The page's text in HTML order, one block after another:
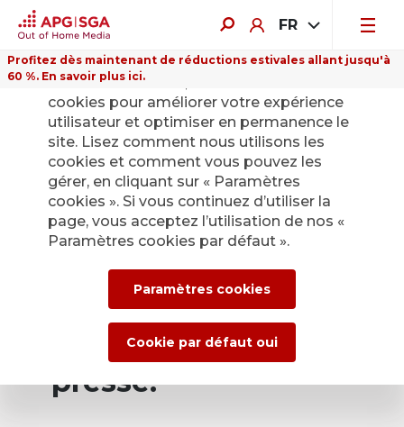
FR
Profitez dès maintenant de réductions estivales allant jusqu'à
60 %. En savoir plus ici.
Retour
Service de presse
d’APG|SGA pour les
actualités et les
communiqués de
presse.
Sur ce site Internet, nous utilisons des
cookies pour améliorer votre expérience
utilisateur et optimiser en permanence le
site. Lisez comment nous utilisons les
cookies et comment vous pouvez les
gérer, en cliquant sur « Paramètres
cookies ». Si vous continuez d’utiliser la
page, vous acceptez l’utilisation de nos «
Paramètres cookies par défaut ».
Paramètres cookies
Cookie par défaut oui